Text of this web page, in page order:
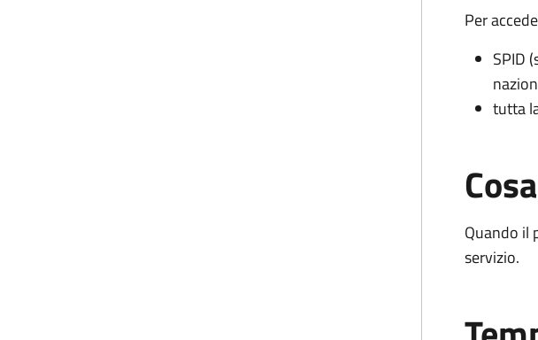
Per
SPID
tutta
Quando il
servizio.